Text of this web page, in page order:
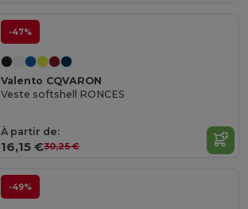
-47%
Valento CQVARON
Veste softshell RONCES
À partir de:
16,15 €30,25 €
-49%